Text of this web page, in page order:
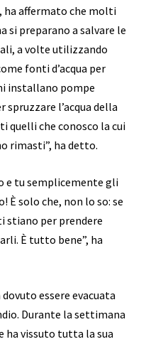
ha affermato che molti
preparano a salvare le
a volte utilizzando
fonti d’acqua per
installano pompe
l’acqua della
quelli che conosco la cui
rimasti”, ha detto.
e tu semplicemente gli
È solo che, non lo so: se
stiano per prendere
È tutto bene”, ha
dovuto essere evacuata
Durante la settimana
ha vissuto tutta la sua